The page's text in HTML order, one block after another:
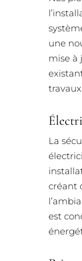
une
mise à
La
créant
est